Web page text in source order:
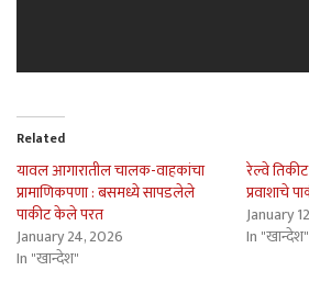
Related
यावल आगारातील चालक-वाहकांचा
प्रामाणिकपणा : बसमध्ये सापडलेले
पाकीट केले परत
January 24, 2026
In "खान्देश"
रेल्वे
प्रवाशाचे
January
In "खान्देश"